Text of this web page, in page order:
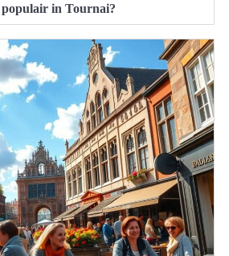
in Tournai?